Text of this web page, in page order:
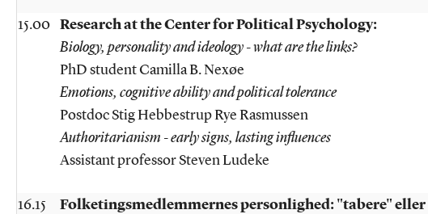
15.00
Research at the Center for Political Psychology:
Biology, personality and ideology - what are the links?
PhD student Camilla B. Nexøe
Emotions, cognitive ability and political tolerance
Postdoc Stig Hebbestrup Rye Rasmussen
Authoritarianism - early signs, lasting influences
Assistant professor Steven Ludeke
16.15
Folketingsmedlemmernes personlighed: "tabere" eller